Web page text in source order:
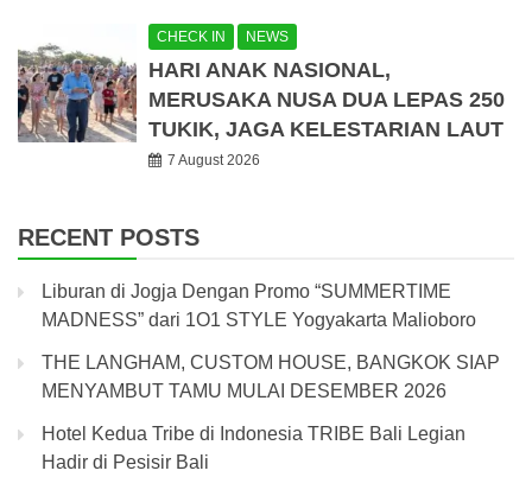
CHECK IN NEWS
HARI ANAK NASIONAL,
MERUSAKA NUSA DUA LEPAS 250
TUKIK, JAGA KELESTARIAN LAUT
7 August 2026
RECENT POSTS
Liburan di Jogja Dengan Promo “SUMMERTIME
MADNESS” dari 1O1 STYLE Yogyakarta Malioboro
THE LANGHAM, CUSTOM HOUSE, BANGKOK SIAP
MENYAMBUT TAMU MULAI DESEMBER 2026
Hotel Kedua Tribe di Indonesia TRIBE Bali Legian
Hadir di Pesisir Bali